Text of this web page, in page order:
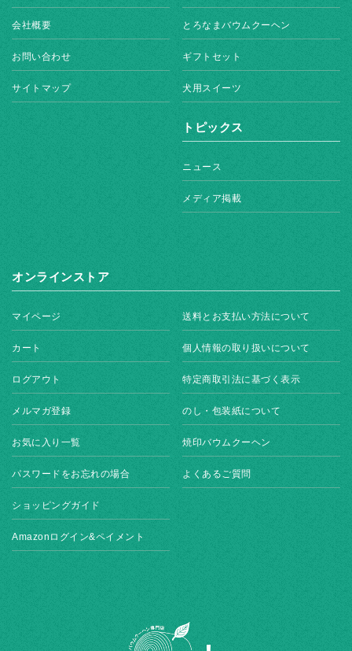
会社概要
お問い合わせ
サイトマップ
とろなまバウムクーヘン
ギフトセット
犬用スイーツ
トピックス
ニュース
メディア掲載
オンラインストア
マイページ
カート
ログアウト
メルマガ登録
お気に入り一覧
パスワードをお忘れの場合
ショッピングガイド
Amazonログイン&ペイメント
送料とお支払い方法について
個人情報の取り扱いについて
特定商取引法に基づく表示
のし・包装紙について
焼印バウムクーヘン
よくあるご質問